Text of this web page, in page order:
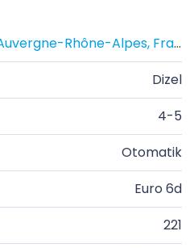
Valence, Auvergne-Rhône-Alpes, France
Dizel
4-5
Otomatik
Euro 6d
221